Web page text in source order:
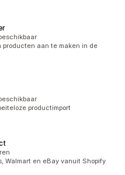
producten aan te maken in de
productimport
Walmart en eBay vanuit Shopify